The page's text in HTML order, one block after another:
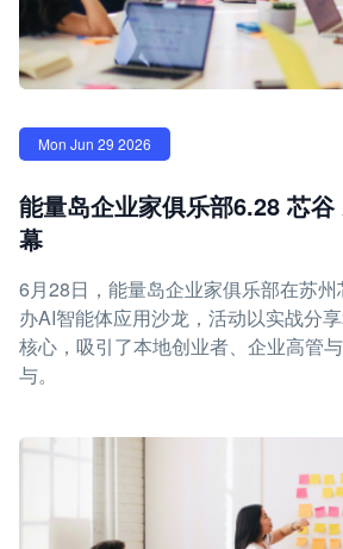
Mon Jun 29 2026
能量岛企业家俱乐部6.28 芯
幕
6月28日，能量岛企业家俱乐部在苏
办AI智能体应用沙龙，活动以实战分
核心，吸引了本地创业者、企业高管
与。